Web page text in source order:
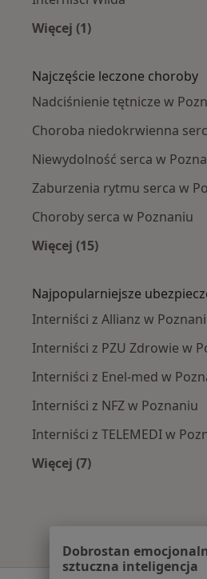
Więcej (1)
Najczęście leczone choroby
Nadciśnienie tętnicze w
Choroba niedokrwienna
Niewydolność serca w
Zaburzenia rytmu serca w
Choroby serca w Poznaniu
Więcej (15)
Najpopularniejsze
Interniści z Allianz w
Interniści z PZU Zdrowie w
Interniści z Enel-med w
Interniści z NFZ w Poznaniu
Interniści z TELEMEDI w
Więcej (7)
Dobrostan
sztuczna inteligencja